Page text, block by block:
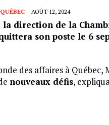
AOÛT 12, 2024
direction de la
son poste le 6
des affaires à
nouveaux défis,